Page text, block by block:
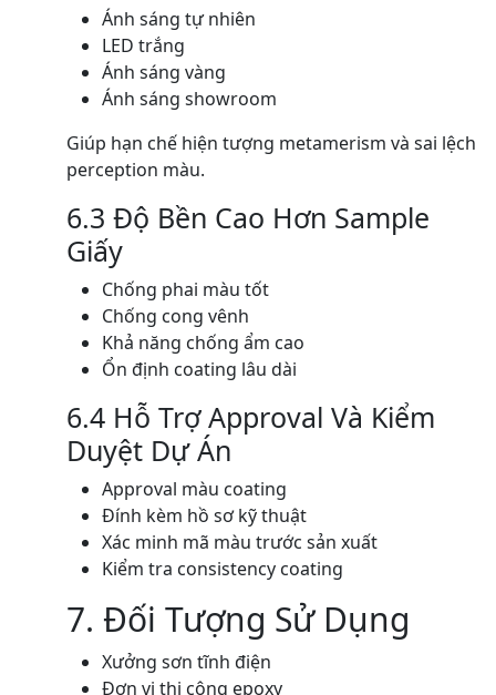
Ánh sáng tự nhiên
LED trắng
Ánh sáng vàng
Ánh sáng showroom
Giúp hạn chế hiện tượng metamerism và sai lệch
perception màu.
6.3 Độ Bền Cao Hơn Sample
Giấy
Chống phai màu tốt
Chống cong vênh
Khả năng chống ẩm cao
Ổn định coating lâu dài
6.4 Hỗ Trợ Approval Và Kiểm
Duyệt Dự Án
Approval màu coating
Đính kèm hồ sơ kỹ thuật
Xác minh mã màu trước sản xuất
Kiểm tra consistency coating
7. Đối Tượng Sử Dụng
Xưởng sơn tĩnh điện
Đơn vị thi công epoxy